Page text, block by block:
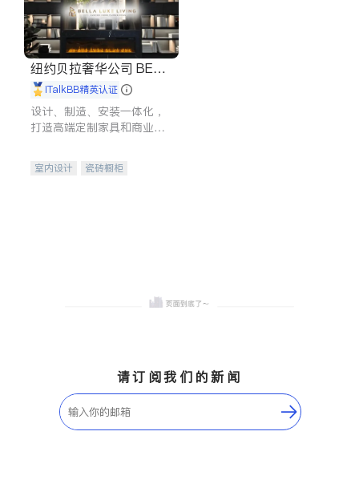
纽约贝拉奢华公司 BELL
A LUXE
iTalkBB精英认证
设计、制造、安装一体化，
打造高端定制家具和商业空
室内设计
瓷砖橱柜
请订阅我们的新闻